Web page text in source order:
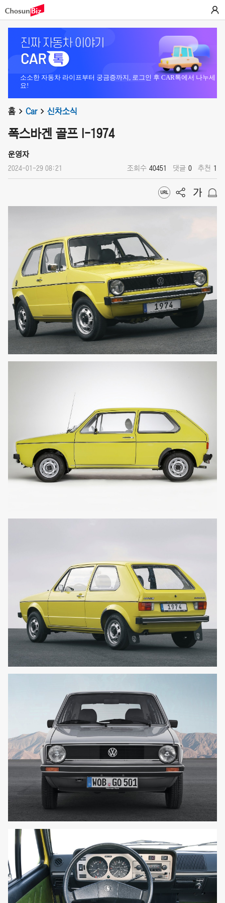
소소한 자동차 라이프부터 궁금증까지, 로그인 후 CAR톡에서 나누세
요!
홈 Car 신차소식
폭스바겐 골프 I-1974
운영자
2024-01-29 08:21 조회수 40451 댓글 0 추천 1